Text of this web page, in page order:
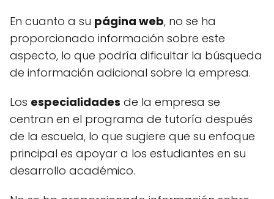
En cuanto a su página web, no se ha
proporcionado información sobre este
aspecto, lo que podría dificultar la búsqueda
de información adicional sobre la empresa.
Los especialidades de la empresa se
centran en el programa de tutoría después
de la escuela, lo que sugiere que su enfoque
principal es apoyar a los estudiantes en su
desarrollo académico.